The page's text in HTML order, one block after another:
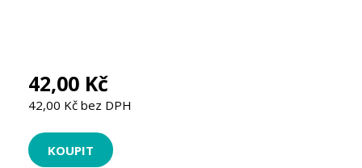
42,00 Kč
42,00 Kč bez DPH